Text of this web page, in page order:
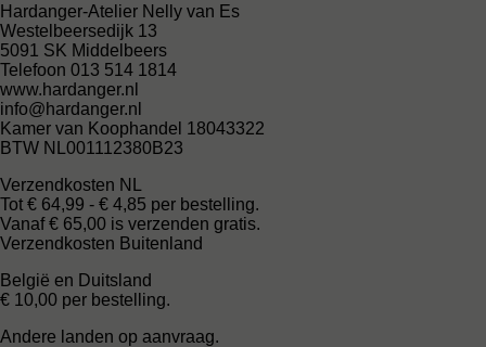
Hardanger-Atelier Nelly van Es
Westelbeersedijk 13
5091 SK Middelbeers
Telefoon 013 514 1814
www.hardanger.nl
info@hardanger.nl
Kamer van Koophandel 18043322
BTW NL001112380B23
Verzendkosten NL
Tot € 64,99 - € 4,85 per bestelling.
Vanaf € 65,00 is verzenden gratis.
Verzendkosten Buitenland
België en Duitsland
€ 10,00 per bestelling.
Andere landen op aanvraag.